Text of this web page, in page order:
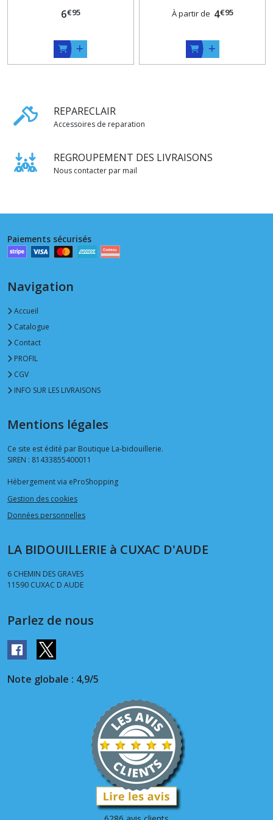
6€95
sur mesure 35 CM ,
À partir de 4€95
REPARECLAIR
Accessoires de reparation
REGROUPEMENT DES LIVRAISONS
Nous contacter par mail
Paiements sécurisés
Navigation
Accueil
Catalogue
Contact
PROFIL
CGV
INFO SUR LES LIVRAISONS
Mentions légales
Ce site est édité par Boutique La-bidouillerie.
SIREN : 81433855400011
Hébergement via eProShopping
Gestion des cookies
Données personnelles
LA BIDOUILLERIE à CUXAC D'AUDE
6 CHEMIN DES GRAVES
11590 CUXAC D AUDE
Parlez de nous
Note globale : 4,9/5